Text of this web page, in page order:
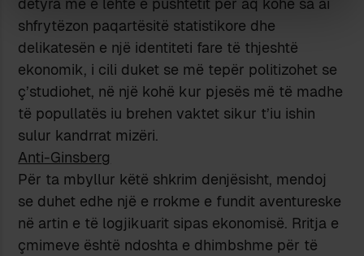
shfrytëzon paqartësitë statistikore dhe
delikatesën e një identiteti fare të thjeshtë
ekonomik, i cili duket se më tepër politizohet se
ç’studiohet, në një kohë kur pjesës më të madhe
të popullatës iu brehen vaktet sikur t’iu ishin
sulur kandrrat mizëri.
Anti-Ginsberg
Për ta mbyllur këtë shkrim denjësisht, mendoj
se duhet edhe një e rrokme e fundit aventureske
në artin e të logjikuarit sipas ekonomisë. Rritja e
çmimeve është ndoshta e dhimbshme për të